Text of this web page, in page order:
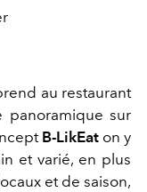
au restaurant
panoramique sur
B-LikEaton y
et varié, en plus
et de saison,